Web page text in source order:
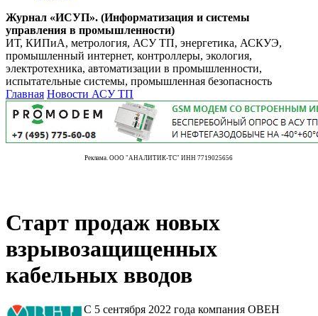
Журнал «ИСУП». (Информатизация и системы
управления в промышленности)
ИТ, КИПиА, метрология, АСУ ТП, энергетика, АСКУЭ,
промышленный интернет, контроллеры, экология,
электротехника, автоматизации в промышленности,
испытательные системы, промышленная безопасность
Главная Новости АСУ ТП
Реклама. ООО "АНАЛИТИК-ТС" ИНН 7719025656
Старт продаж новых
взрывозащищенных
кабельных вводов
С 5 сентября 2022 года компания ОВЕН